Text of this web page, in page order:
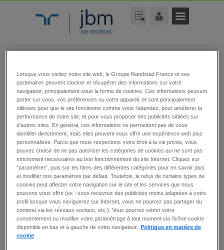
Toutes nos offres
d’emplois
rechercher une offre
rechercher
Lorsque vous visitez notre site web, le Groupe Randstad France et ses
partenaires peuvent stocker et récupérer des informations sur votre
navigateur, principalement sous la forme de cookies. Ces informations peuvent
porter sur vous, vos préférences ou votre appareil, et sont principalement
utilisées pour que le site fonctionne comme vous l’attendez, pour améliorer la
performance de notre site, et pour vous proposer des publicités ciblées sur
d’autres sites. En général, ces informations ne permettent pas de vous
identifier directement, mais elles peuvent vous offrir une expérience web plus
personnalisée. Parce que nous respectons votre droit à la vie privée, vous
pouvez choisir de ne pas autoriser les catégories de cookies qui ne sont pas
strictement nécessaires au bon fonctionnement du site Internet. Cliquez sur
“paramétrer”, puis sur les titres des différentes catégories pour en savoir plus
et modifier nos paramètres par défaut. Toutefois, le refus de certains types de
cookies peut affecter votre navigation sur le site et les services que nous
pouvons vous offrir (ex : vous recevrez des publicités moins adaptées à votre
profil lorsque vous naviguerez sur Internet, vous ne pourrez pas partager du
contenu via les réseaux sociaux, etc.). Vous pourrez retirer votre
consentement ou modifier votre paramétrage à tout moment via l’icône cookie
disponible en bas et à gauche de votre navigateur.
Politique en matière de
cookie